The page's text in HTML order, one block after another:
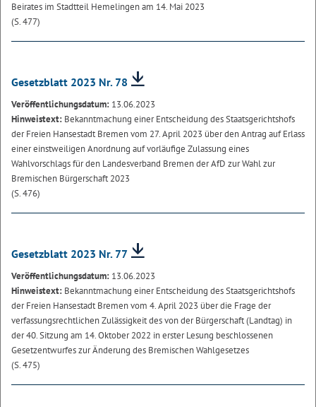
Beirates im Stadtteil Hemelingen am 14. Mai 2023
(S. 477)
Gesetzblatt 2023 Nr. 78
Veröffentlichungsdatum: 13.06.2023
Hinweistext: Bekanntmachung einer Entscheidung des Staatsgerichtshofs
der Freien Hansestadt Bremen vom 27. April 2023 über den Antrag auf Erlass
einer einstweiligen Anordnung auf vorläufige Zulassung eines
Wahlvorschlags für den Landesverband Bremen der AfD zur Wahl zur
Bremischen Bürgerschaft 2023
(S. 476)
Gesetzblatt 2023 Nr. 77
Veröffentlichungsdatum: 13.06.2023
Hinweistext: Bekanntmachung einer Entscheidung des Staatsgerichtshofs
der Freien Hansestadt Bremen vom 4. April 2023 über die Frage der
verfassungsrechtlichen Zulässigkeit des von der Bürgerschaft (Landtag) in
der 40. Sitzung am 14. Oktober 2022 in erster Lesung beschlossenen
Gesetzentwurfes zur Änderung des Bremischen Wahlgesetzes
(S. 475)